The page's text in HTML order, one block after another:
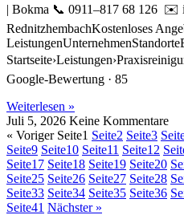
| Bokma 📞 0911–817 68 126 ✉️
RednitzhembachKostenloses
Google-Bewertung · 85
Weiterlesen »
Juli 5, 2026 Keine Kommentare
« Voriger Seite1 Seite2 Seite3
Seite9 Seite10 Seite11 Seite12
Seite17 Seite18 Seite19 Seite20
Seite25 Seite26 Seite27 Seite28
Seite33 Seite34 Seite35 Seite36
Seite41 Nächster »